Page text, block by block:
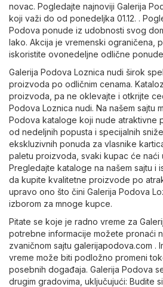
novac. Pogledajte najnoviji Galerija
koji važi do od ponedeljka 01.12. .
Podova ponude iz udobnosti svog
lako. Akcija je vremenski ograničena,
iskoristite ovonedeljne odlične
Galerija Podova Loznica nudi širok
proizvoda po odličnim cenama.
proizvoda, pa ne oklevajte i otkrijte
Podova Loznica nudi. Na našem sajtu
Podova kataloge koji nude atraktivne
od nedeljnih popusta i specijalnih
ekskluzivnih ponuda za vlasnike
paletu proizvoda, svaki kupac će naći
Pregledajte kataloge na našem sajtu i
da kupite kvalitetne proizvode po
upravo ono što čini Galerija Podova
izborom za mnoge kupce.
Pitate se koje je radno vreme za
potrebne informacije možete pronaći
zvaničnom sajtu galerijapodova.com .
vreme može biti podložno promeni
posebnih događaja. Galerija Podova
drugim gradovima, uključujući: Budite